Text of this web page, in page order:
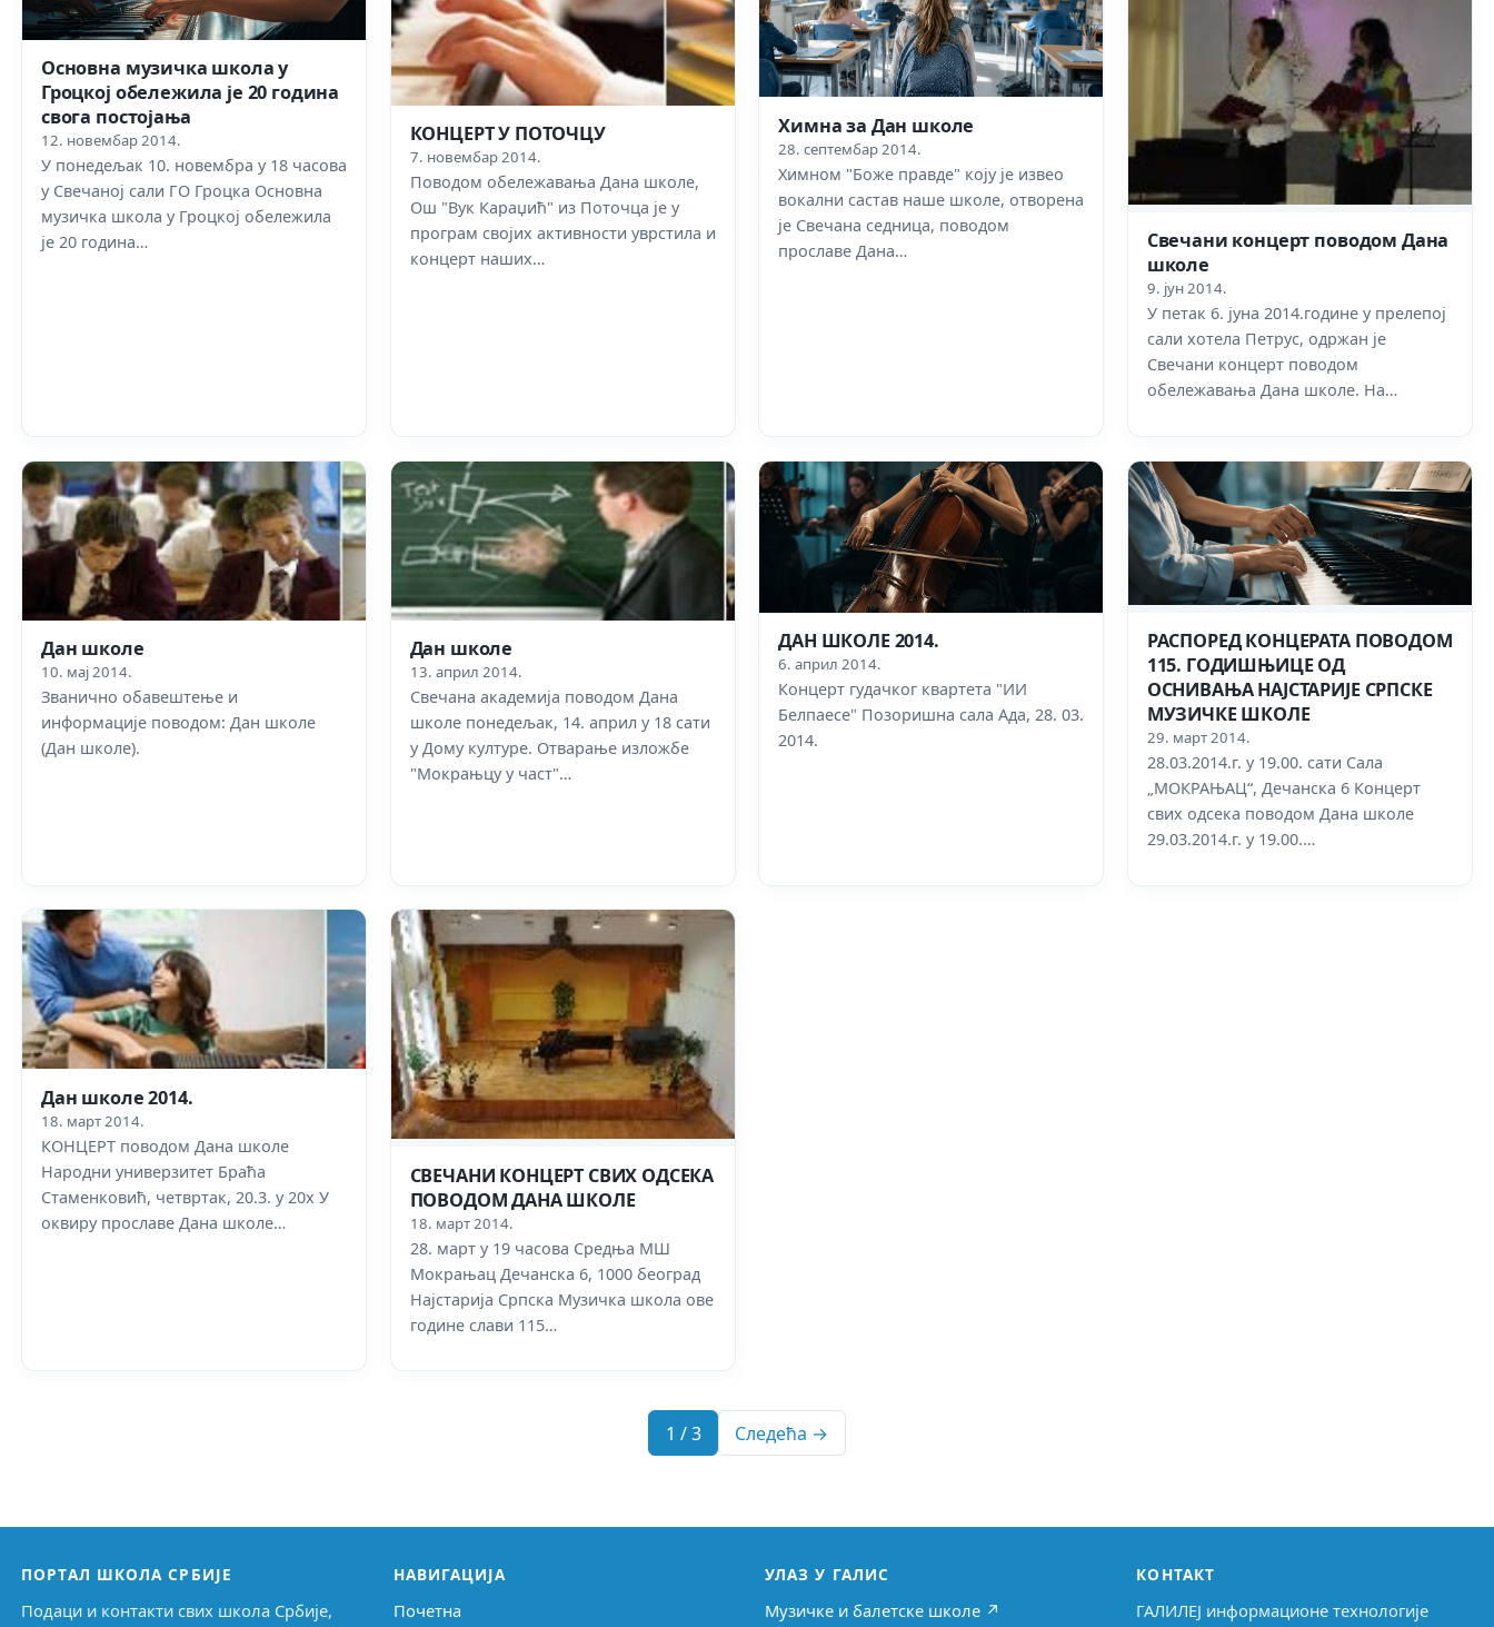
Основна музичка школа у
Гроцкој обележила је 20 година
свога постојања
12. новембар 2014.
У понедељак 10. новембра у 18 часова
у Свечаној сали ГО Гроцка Основна
музичка школа у Гроцкој обележила
је 20 година…
КОНЦЕРТ У ПОТОЧЦУ
7. новембар 2014.
Поводом обележавања Дана школе,
Ош "Вук Караџић" из Поточца је у
програм својих активности уврстила и
концерт наших…
Химна за Дан школе
28. септембар 2014.
Химном "Боже правде" коју је извео
вокални састав наше школе, отворена
је Свечана седница, поводом
прославе Дана…
Свечани концерт поводом Дана
школе
9. јун 2014.
У петак 6. јуна 2014.године у прелепој
сали хотела Петрус, одржан је
Свечани концерт поводом
обележавања Дана школе. На…
Дан школе
10. мај 2014.
Званично обавештење и
информације поводом: Дан школе
(Дан школе).
Дан школе
13. април 2014.
Свечана академија поводом Дана
школе понедељак, 14. април у 18 сати
у Дому културе. Отварање изложбе
"Мокрањцу у част"…
ДАН ШКОЛЕ 2014.
6. април 2014.
Концерт гудачког квартета "ИИ
Белпаесе" Позоришна сала Ада, 28. 03.
2014.
РАСПОРЕД КОНЦЕРАТА ПОВОДОМ
115. ГОДИШЊИЦЕ ОД
ОСНИВАЊА НАЈСТАРИЈЕ СРПСКЕ
МУЗИЧКЕ ШКОЛЕ
29. март 2014.
28.03.2014.г. у 19.00. сати Сала
„МОКРАЊАЦ“, Дечанска 6 Концерт
свих одсека поводом Дана школе
29.03.2014.г. у 19.00.…
Дан школе 2014.
18. март 2014.
КОНЦЕРТ поводом Дана школе
Народни универзитет Браћа
Стаменковић, четвртак, 20.3. у 20х У
оквиру прославе Дана школе…
СВЕЧАНИ КОНЦЕРТ СВИХ ОДСЕКА
ПОВОДОМ ДАНА ШКОЛЕ
18. март 2014.
28. март у 19 часова Средња МШ
Мокрањац Дечанска 6, 1000 београд
Најстарија Српска Музичка школа ове
године слави 115…
1 / 3 Следећа →
ПОРТАЛ ШКОЛА СРБИЈЕ
Подаци и контакти свих школа Србије,
НАВИГАЦИЈА
Почетна
УЛАЗ У ГАЛИС
Музичке и балетске школе ↗
КОНТАКТ
ГАЛИЛЕЈ информационе технологије